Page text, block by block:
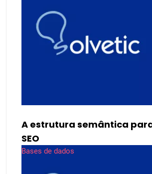
A estrutura semântica
SEO
Bases de dados